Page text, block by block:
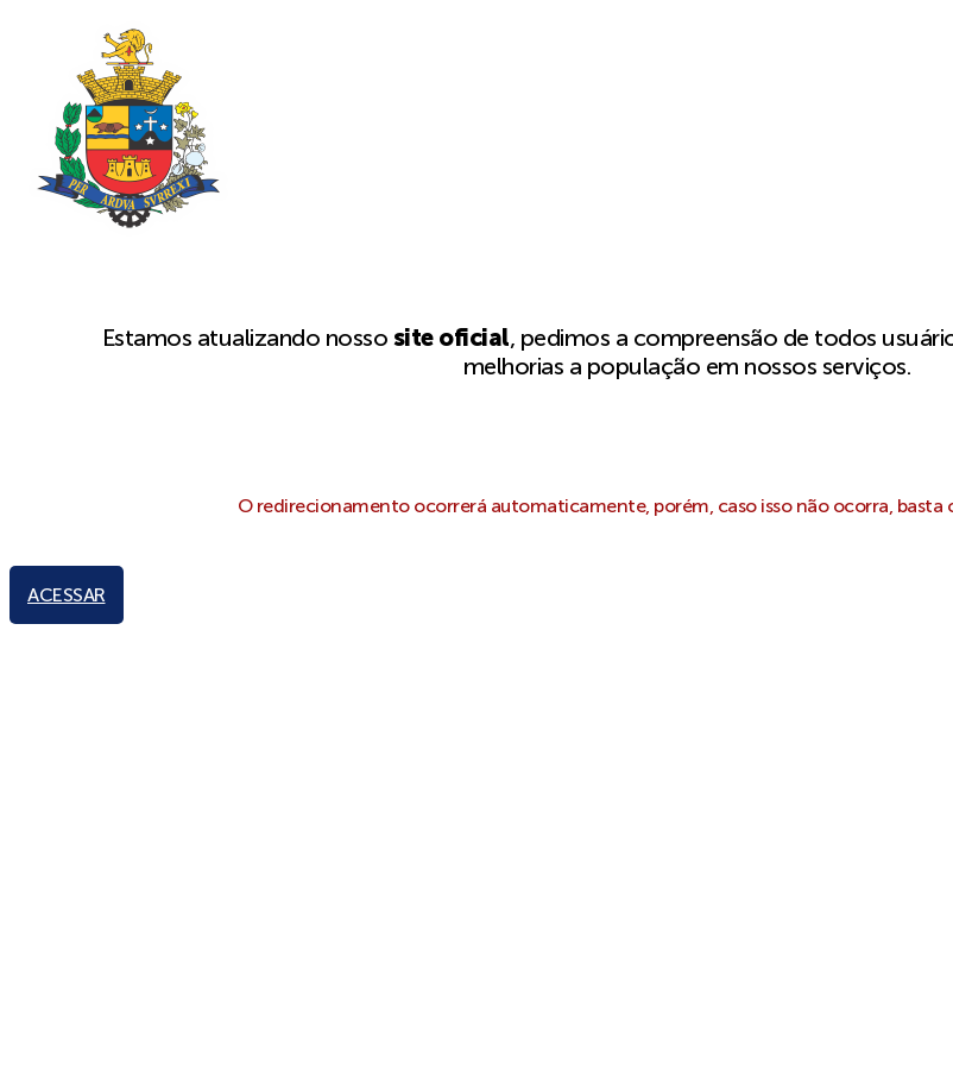
Estamos atualizando nosso site oficial, pedimos a compreensão de todos
melhorias a população em nossos serviços.
O redirecionamento ocorrerá automaticamente, porém, caso isso não ocorra, basta
ACESSAR